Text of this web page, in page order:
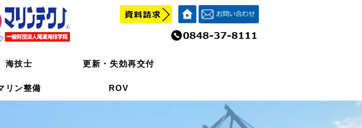
海技士 更新・失効再交付
リン整備 ROV
海技士 更新・失効再交付
リン整備 ROV